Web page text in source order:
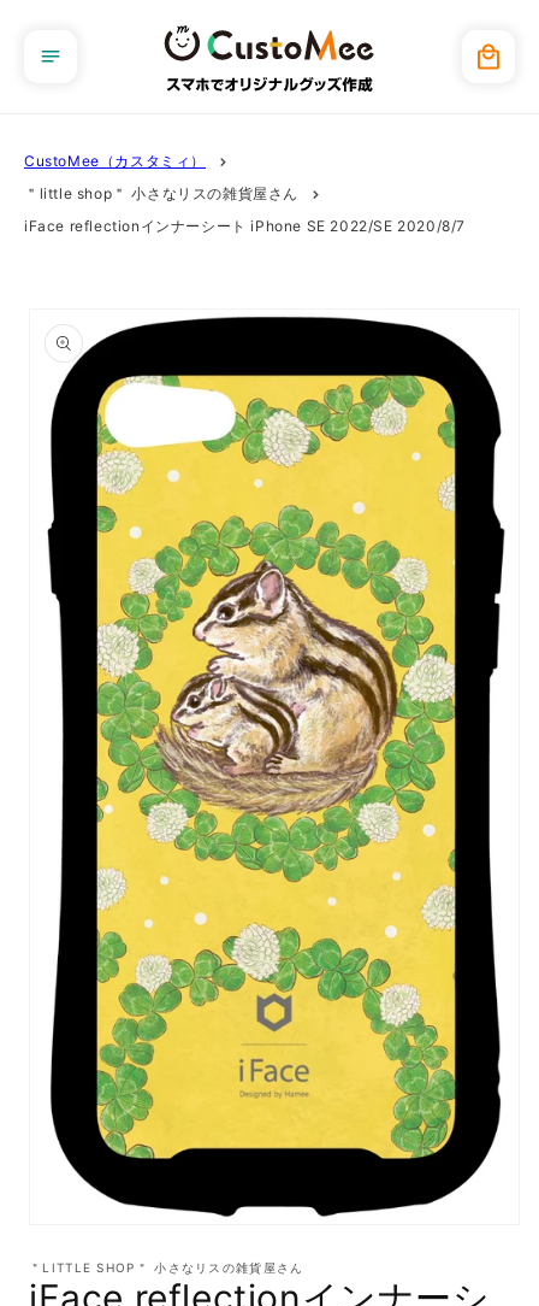
進む
ー
CustoMee（カスタミィ）
＂little shop＂ 小さなリスの雑貨屋さん
iFace reflectionインナーシート iPhone SE 2022/SE 2020/8/7
報にス
キップ
ダ
＂LITTLE SHOP＂ 小さなリスの雑貨屋さん